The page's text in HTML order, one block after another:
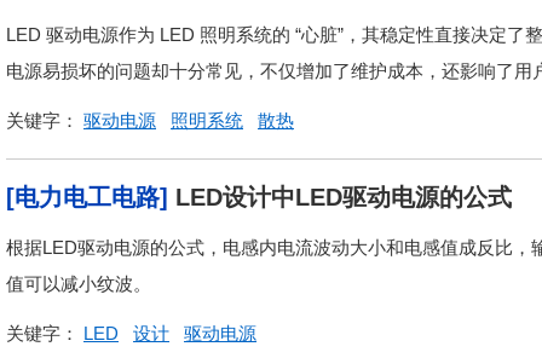
LED 驱动电源作为 LED 照明系统的 “心脏”，其稳定性直接决定
电源易损坏的问题却十分常见，不仅增加了维护成本，还影响了
关键字： 驱动电源 照明系统 散热
[电力电工电路] LED设计中LED驱动电源的公式
根据LED驱动电源的公式，电感内电流波动大小和电感值成反比
值可以减小纹波。
关键字： LED 设计 驱动电源